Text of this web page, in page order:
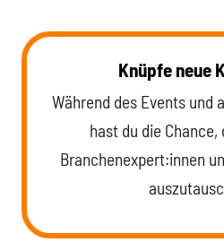
Knüpfe neue
Während des Events und
hast du die
Branchenexpert:innen